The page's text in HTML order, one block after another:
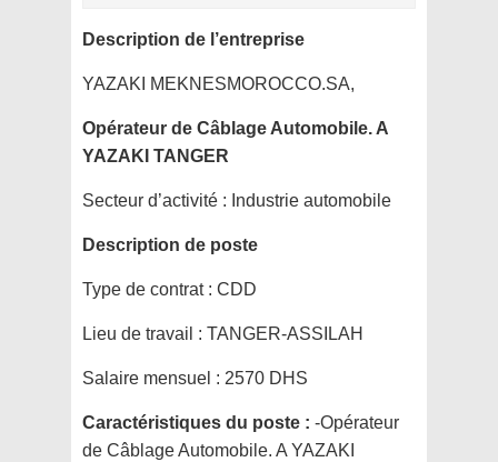
Description de l’entreprise
YAZAKI MEKNESMOROCCO.SA,
Opérateur de Câblage Automobile. A
YAZAKI TANGER
Secteur d’activité : Industrie automobile
Description de poste
Type de contrat : CDD
Lieu de travail : TANGER-ASSILAH
Salaire mensuel : 2570 DHS
Caractéristiques du poste : -Opérateur
de Câblage Automobile. A YAZAKI